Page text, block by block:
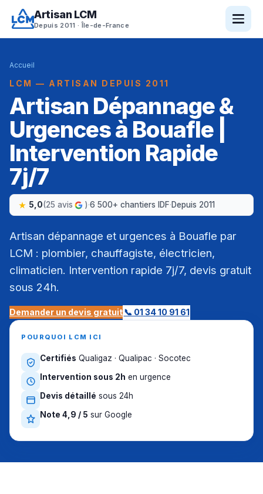
Artisan LCM
Depuis 2011 · Île-de-France
Accueil
LCM — ARTISAN DEPUIS 2011
Artisan Dépannage &
Urgences à Bouafle |
Intervention Rapide
7j/7
5,0(25 avis )·6 500+ chantiers IDF·Depuis 2011
Artisan dépannage et urgences à Bouafle par
LCM : plombier, chauffagiste, électricien,
climaticien. Intervention rapide 7j/7, devis gratuit
sous 24h.
Demander un devis gratuit📞 01 34 10 91 61
POURQUOI LCM ICI
Certifiés Qualigaz · Qualipac · Socotec
Intervention sous 2h en urgence
Devis détaillé sous 24h
Note 4,9 / 5 sur Google